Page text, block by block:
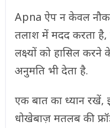
Apna ऐप न केवल
तलाश में मदद करता
लक्ष्यों को हासिल
अनुमति भी देता है.
एक बात का ध्यान रखें,
धोखेबाज़ मतलब की